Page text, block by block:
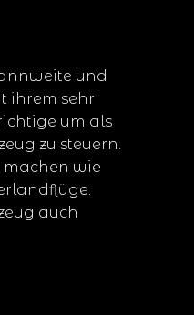
und
ihrem sehr
um als
zu steuern.
machen wie
auch